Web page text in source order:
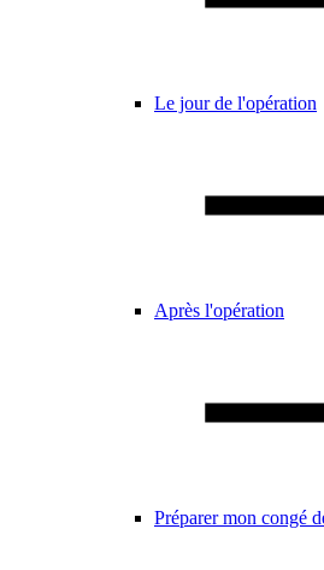
Le jour de l'opération
Après l'opération
Préparer mon congé